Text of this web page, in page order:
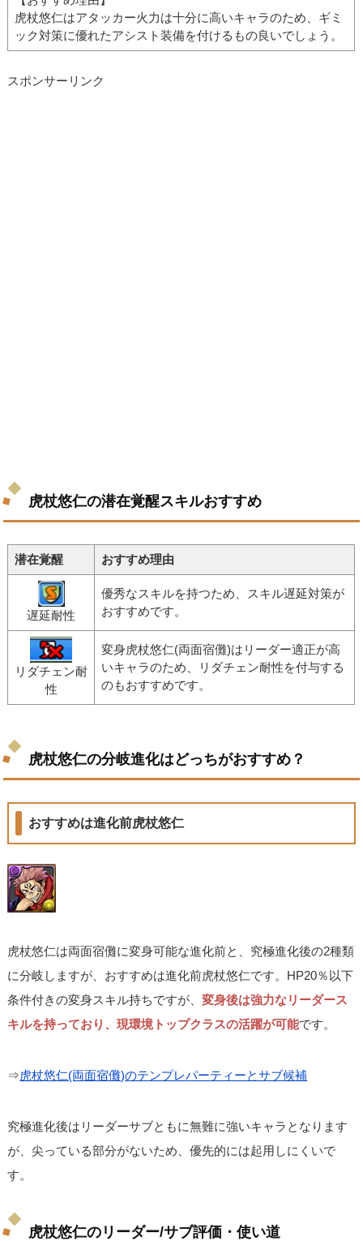
虎杖悠仁はアタッカー火力は十分に高いキャラのため、ギミ
ック対策に優れたアシスト装備を付けるもの良いでしょう。
スポンサーリンク
虎杖悠仁の潜在覚醒スキルおすすめ
潜在覚醒 おすすめ理由
遅延耐性
優秀なスキルを持つため、スキル遅延対策が
おすすめです。
リダチェン耐
性
変身虎杖悠仁(両面宿儺)はリーダー適正が高
いキャラのため、リダチェン耐性を付与する
のもおすすめです。
虎杖悠仁の分岐進化はどっちがおすすめ？
おすすめは進化前虎杖悠仁
虎杖悠仁は両面宿儺に変身可能な進化前と、究極進化後の2種類
に分岐しますが、おすすめは進化前虎杖悠仁です。HP20％以下
条件付きの変身スキル持ちですが、変身後は強力なリーダース
キルを持っており、現環境トップクラスの活躍が可能です。
⇒虎杖悠仁(両面宿儺)のテンプレパーティーとサブ候補
究極進化後はリーダーサブともに無難に強いキャラとなります
が、尖っている部分がないため、優先的には起用しにくいで
す。
虎杖悠仁のリーダー/サブ評価・使い道